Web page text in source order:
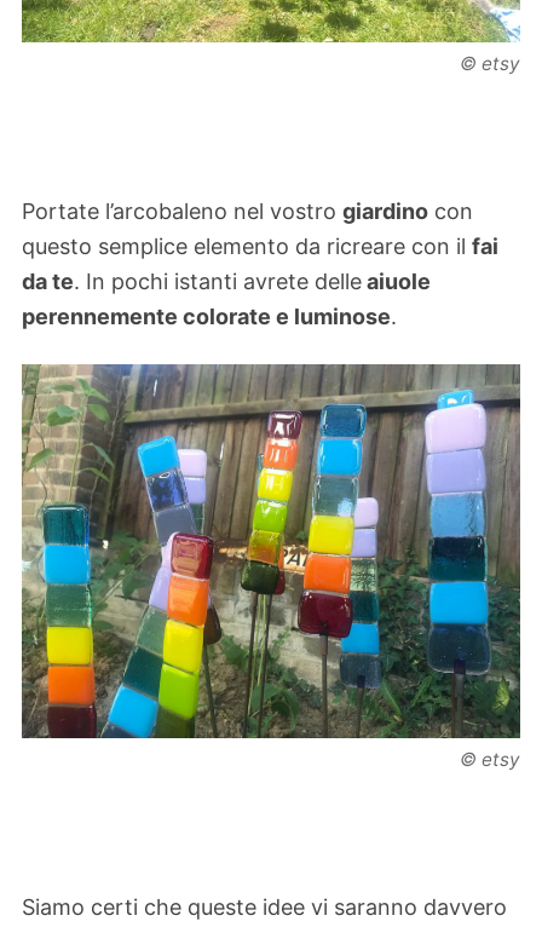
© etsy
Portate l’arcobaleno nel vostro giardino con
questo semplice elemento da ricreare con il fai
da te. In pochi istanti avrete delleaiuole
perennemente colorate e luminose.
© etsy
Siamo certi che queste idee vi saranno davvero